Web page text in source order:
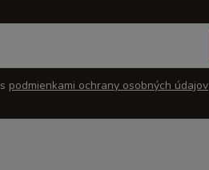
podmienkami ochrany osobných údajov